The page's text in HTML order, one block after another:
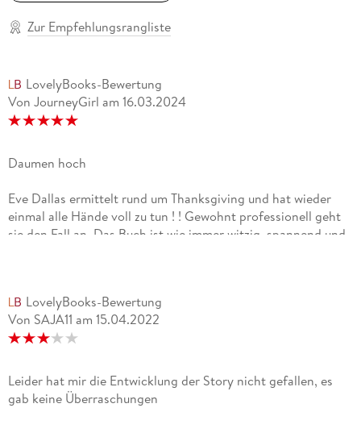
Zur Empfehlungsrangliste
LovelyBooks-Bewertung
Von JourneyGirl am 16.03.2024
Daumen hoch
Eve Dallas ermittelt rund um Thanksgiving und hat wieder
einmal alle Hände voll zu tun ! ! Gewohnt professionell geht
sie den Fall an. Das Buch ist wie immer witzig, spannend und
LovelyBooks-Bewertung
Von SAJA11 am 15.04.2022
Leider hat mir die Entwicklung der Story nicht gefallen, es
gab keine Überraschungen